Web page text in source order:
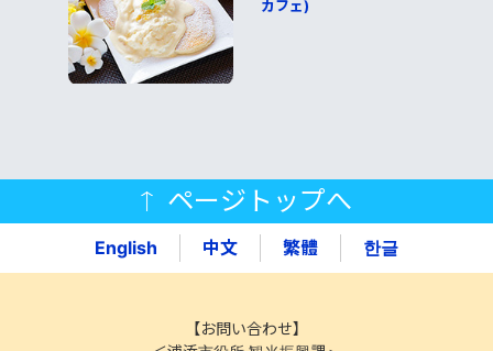
カフェ)
ページトップへ
English 中文 繁體 한글
【お問い合わせ】